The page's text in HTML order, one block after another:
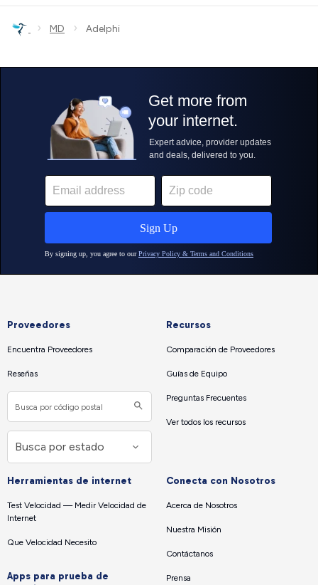
› MD › Adelphi
Proveedores
Encuentra Proveedores
Reseñas
Recursos
Comparación de Proveedores
Guías de Equipo
Preguntas Frecuentes
Ver todos los recursos
Herramientas de internet
Test Velocidad — Medir Velocidad de
Internet
Que Velocidad Necesito
Apps para prueba de
Conecta con Nosotros
Acerca de Nosotros
Nuestra Misión
Contáctanos
Prensa